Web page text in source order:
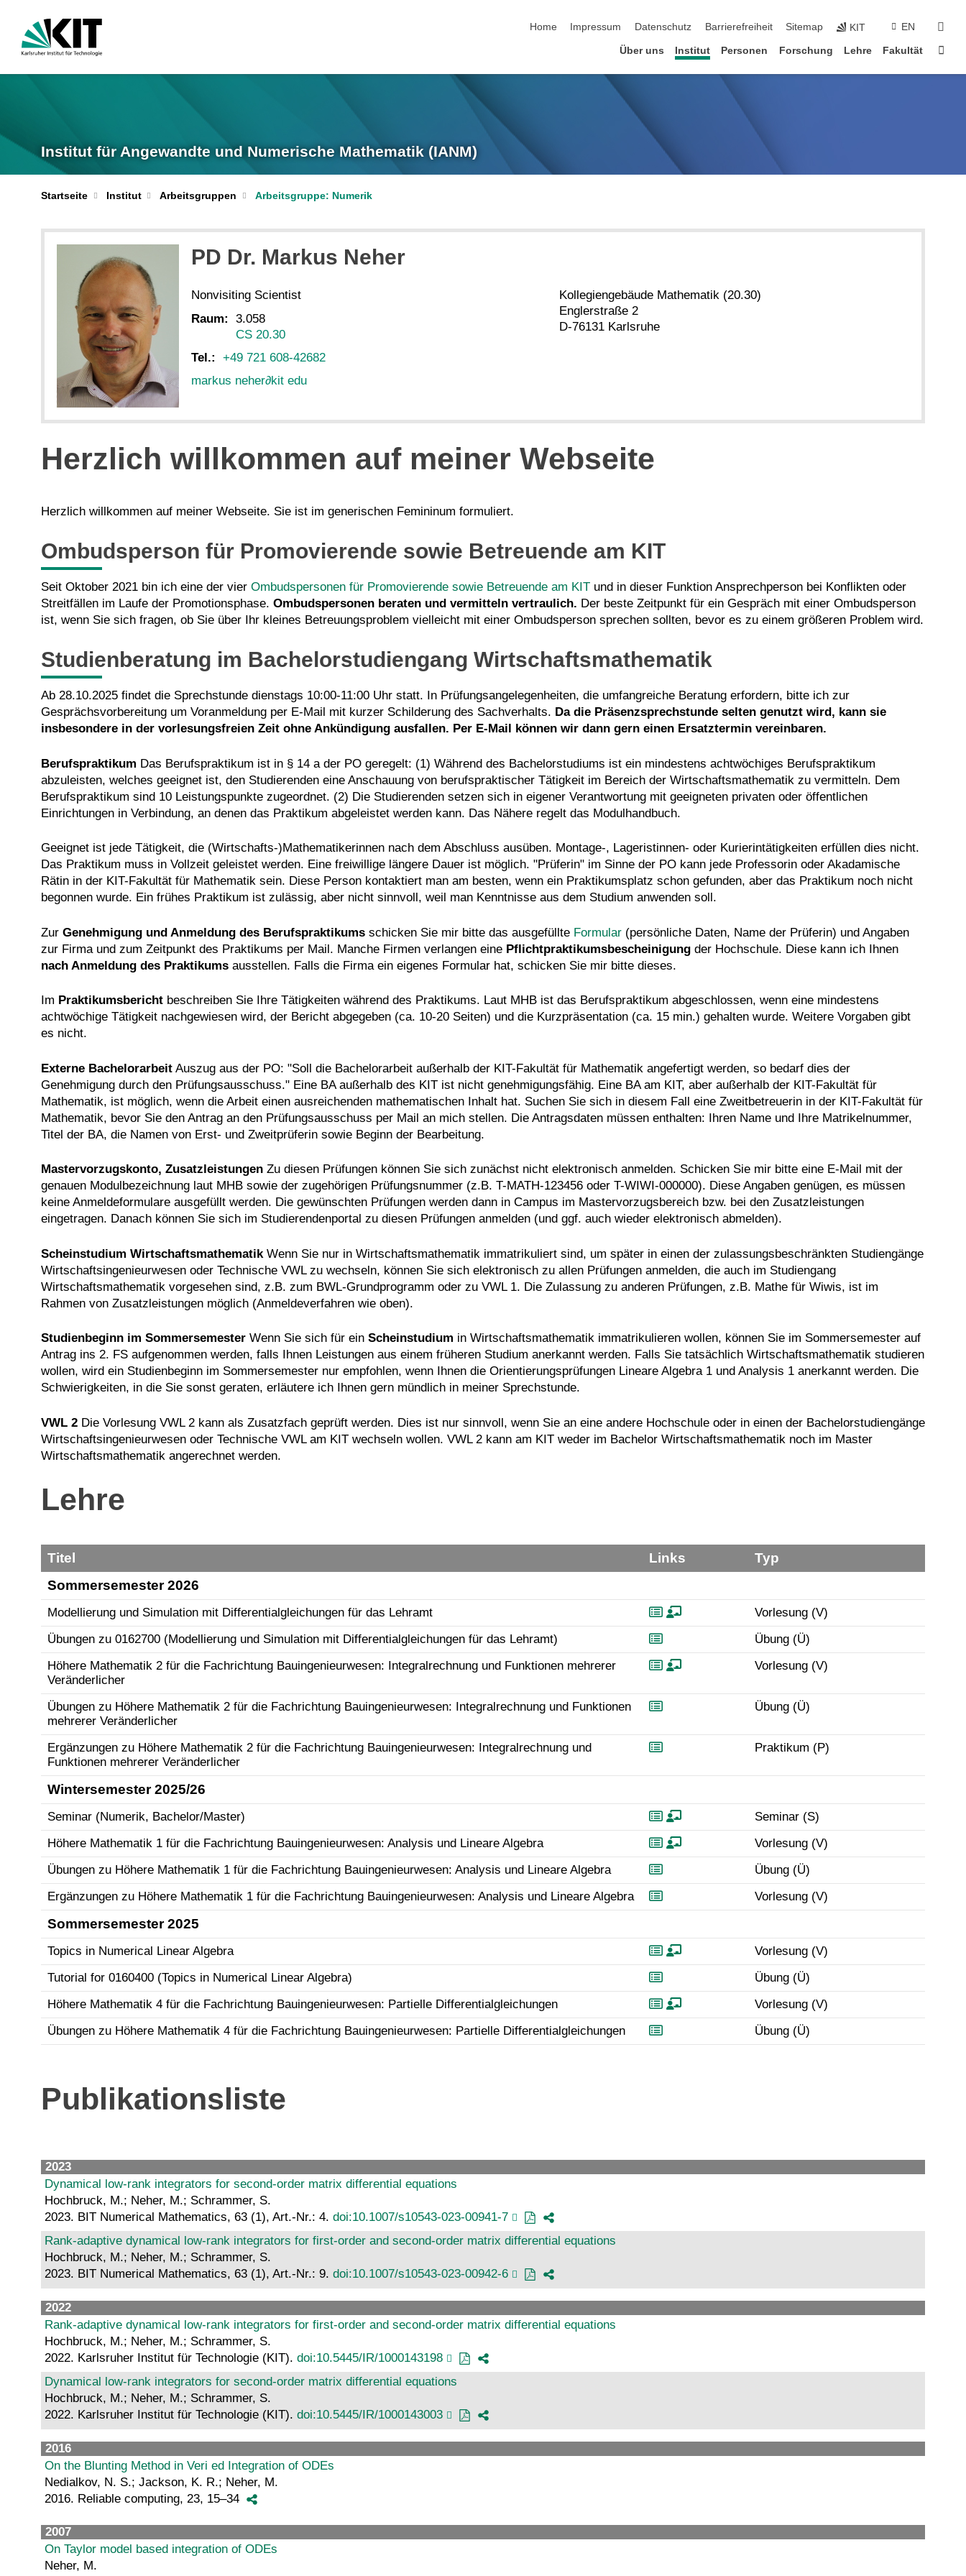
Home
Impressum Datenschutz Barrierefreiheit Sitemap KIT EN
Über uns Institut Personen Forschung Lehre Fakultät
Institut für Angewandte und Numerische Mathematik (IANM)
Startseite Institut Arbeitsgruppen Arbeitsgruppe: Numerik
PD Dr. Markus Neher
Nonvisiting Scientist
Raum:
3.058
CS 20.30
Tel.:
+49 721 608-42682
markus neher∂kit edu
Kollegiengebäude Mathematik (20.30)
Englerstraße 2
D-76131 Karlsruhe
Herzlich willkommen auf meiner Webseite
Herzlich willkommen auf meiner Webseite. Sie ist im generischen Femininum formuliert.
Ombudsperson für Promovierende sowie Betreuende am KIT
Seit Oktober 2021 bin ich eine der vier Ombudspersonen für Promovierende sowie Betreuende am KIT und in dieser Funktion Ansprechperson bei Konflikten oder
Streitfällen im Laufe der Promotionsphase. Ombudspersonen beraten und vermitteln vertraulich. Der beste Zeitpunkt für ein Gespräch mit einer Ombudsperson
ist, wenn Sie sich fragen, ob Sie über Ihr kleines Betreuungsproblem vielleicht mit einer Ombudsperson sprechen sollten, bevor es zu einem größeren Problem wird.
Studienberatung im Bachelorstudiengang Wirtschaftsmathematik
Ab 28.10.2025 findet die Sprechstunde dienstags 10:00-11:00 Uhr statt. In Prüfungsangelegenheiten, die umfangreiche Beratung erfordern, bitte ich zur
Gesprächsvorbereitung um Voranmeldung per E-Mail mit kurzer Schilderung des Sachverhalts. Da die Präsenzsprechstunde selten genutzt wird, kann sie
insbesondere in der vorlesungsfreien Zeit ohne Ankündigung ausfallen. Per E-Mail können wir dann gern einen Ersatztermin vereinbaren.
Berufspraktikum Das Berufspraktikum ist in § 14 a der PO geregelt: (1) Während des Bachelorstudiums ist ein mindestens achtwöchiges Berufspraktikum
abzuleisten, welches geeignet ist, den Studierenden eine Anschauung von berufspraktischer Tätigkeit im Bereich der Wirtschaftsmathematik zu vermitteln. Dem
Berufspraktikum sind 10 Leistungspunkte zugeordnet. (2) Die Studierenden setzen sich in eigener Verantwortung mit geeigneten privaten oder öffentlichen
Einrichtungen in Verbindung, an denen das Praktikum abgeleistet werden kann. Das Nähere regelt das Modulhandbuch.
Geeignet ist jede Tätigkeit, die (Wirtschafts-)Mathematikerinnen nach dem Abschluss ausüben. Montage-, Lageristinnen- oder Kurierintätigkeiten erfüllen dies nicht.
Das Praktikum muss in Vollzeit geleistet werden. Eine freiwillige längere Dauer ist möglich. "Prüferin" im Sinne der PO kann jede Professorin oder Akadamische
Rätin in der KIT-Fakultät für Mathematik sein. Diese Person kontaktiert man am besten, wenn ein Praktikumsplatz schon gefunden, aber das Praktikum noch nicht
begonnen wurde. Ein frühes Praktikum ist zulässig, aber nicht sinnvoll, weil man Kenntnisse aus dem Studium anwenden soll.
Zur Genehmigung und Anmeldung des Berufspraktikums schicken Sie mir bitte das ausgefüllte Formular (persönliche Daten, Name der Prüferin) und Angaben
zur Firma und zum Zeitpunkt des Praktikums per Mail. Manche Firmen verlangen eine Pflichtpraktikumsbescheinigung der Hochschule. Diese kann ich Ihnen
nach Anmeldung des Praktikums ausstellen. Falls die Firma ein eigenes Formular hat, schicken Sie mir bitte dieses.
Im Praktikumsbericht beschreiben Sie Ihre Tätigkeiten während des Praktikums. Laut MHB ist das Berufspraktikum abgeschlossen, wenn eine mindestens
achtwöchige Tätigkeit nachgewiesen wird, der Bericht abgegeben (ca. 10-20 Seiten) und die Kurzpräsentation (ca. 15 min.) gehalten wurde. Weitere Vorgaben gibt
es nicht.
Externe Bachelorarbeit Auszug aus der PO: "Soll die Bachelorarbeit außerhalb der KIT-Fakultät für Mathematik angefertigt werden, so bedarf dies der
Genehmigung durch den Prüfungsausschuss." Eine BA außerhalb des KIT ist nicht genehmigungsfähig. Eine BA am KIT, aber außerhalb der KIT-Fakultät für
Mathematik, ist möglich, wenn die Arbeit einen ausreichenden mathematischen Inhalt hat. Suchen Sie sich in diesem Fall eine Zweitbetreuerin in der KIT-Fakultät für
Mathematik, bevor Sie den Antrag an den Prüfungsausschuss per Mail an mich stellen. Die Antragsdaten müssen enthalten: Ihren Name und Ihre Matrikelnummer,
Titel der BA, die Namen von Erst- und Zweitprüferin sowie Beginn der Bearbeitung.
Mastervorzugskonto, Zusatzleistungen Zu diesen Prüfungen können Sie sich zunächst nicht elektronisch anmelden. Schicken Sie mir bitte eine E-Mail mit der
genauen Modulbezeichnung laut MHB sowie der zugehörigen Prüfungsnummer (z.B. T-MATH-123456 oder T-WIWI-000000). Diese Angaben genügen, es müssen
keine Anmeldeformulare ausgefüllt werden. Die gewünschten Prüfungen werden dann in Campus im Mastervorzugsbereich bzw. bei den Zusatzleistungen
eingetragen. Danach können Sie sich im Studierendenportal zu diesen Prüfungen anmelden (und ggf. auch wieder elektronisch abmelden).
Scheinstudium WirtschaftsmathematikWenn Sie nur in Wirtschaftsmathematik immatrikuliert sind, um später in einen der zulassungsbeschränkten Studiengänge
Wirtschaftsingenieurwesen oder Technische VWL zu wechseln, können Sie sich elektronisch zu allen Prüfungen anmelden, die auch im Studiengang
Wirtschaftsmathematik vorgesehen sind, z.B. zum BWL-Grundprogramm oder zu VWL 1. Die Zulassung zu anderen Prüfungen, z.B. Mathe für Wiwis, ist im
Rahmen von Zusatzleistungen möglich (Anmeldeverfahren wie oben).
Studienbeginn im Sommersemester Wenn Sie sich für ein Scheinstudium in Wirtschaftsmathematik immatrikulieren wollen, können Sie im Sommersemester auf
Antrag ins 2. FS aufgenommen werden, falls Ihnen Leistungen aus einem früheren Studium anerkannt werden. Falls Sie tatsächlich Wirtschaftsmathematik studieren
wollen, wird ein Studienbeginn im Sommersemester nur empfohlen, wenn Ihnen die Orientierungsprüfungen Lineare Algebra 1 und Analysis 1 anerkannt werden. Die
Schwierigkeiten, in die Sie sonst geraten, erläutere ich Ihnen gern mündlich in meiner Sprechstunde.
VWL 2 Die Vorlesung VWL 2 kann als Zusatzfach geprüft werden. Dies ist nur sinnvoll, wenn Sie an eine andere Hochschule oder in einen der Bachelorstudiengänge
Wirtschaftsingenieurwesen oder Technische VWL am KIT wechseln wollen. VWL 2 kann am KIT weder im Bachelor Wirtschaftsmathematik noch im Master
Wirtschaftsmathematik angerechnet werden.
Lehre
Titel Links
Typ
Sommersemester 2026
Modellierung und Simulation mit Differentialgleichungen für das Lehramt
Vorlesung (V)
Übungen zu 0162700 (Modellierung und Simulation mit Differentialgleichungen für das Lehramt)
Übung (Ü)
Höhere Mathematik 2 für die Fachrichtung Bauingenieurwesen: Integralrechnung und Funktionen mehrerer
Veränderlicher
Vorlesung (V)
Übungen zu Höhere Mathematik 2 für die Fachrichtung Bauingenieurwesen: Integralrechnung und Funktionen
mehrerer Veränderlicher
Übung (Ü)
Ergänzungen zu Höhere Mathematik 2 für die Fachrichtung Bauingenieurwesen: Integralrechnung und
Funktionen mehrerer Veränderlicher
Praktikum (P)
Wintersemester 2025/26
Seminar (Numerik, Bachelor/Master)
Seminar (S)
Höhere Mathematik 1 für die Fachrichtung Bauingenieurwesen: Analysis und Lineare Algebra
Vorlesung (V)
Übungen zu Höhere Mathematik 1 für die Fachrichtung Bauingenieurwesen: Analysis und Lineare Algebra
Übung (Ü)
Ergänzungen zu Höhere Mathematik 1 für die Fachrichtung Bauingenieurwesen: Analysis und Lineare Algebra
Vorlesung (V)
Sommersemester 2025
Topics in Numerical Linear Algebra
Vorlesung (V)
Tutorial for 0160400 (Topics in Numerical Linear Algebra)
Übung (Ü)
Höhere Mathematik 4 für die Fachrichtung Bauingenieurwesen: Partielle Differentialgleichungen
Vorlesung (V)
Übungen zu Höhere Mathematik 4 für die Fachrichtung Bauingenieurwesen: Partielle Differentialgleichungen
Übung (Ü)
Publikationsliste
2023
Dynamical low-rank integrators for second-order matrix differential equations
Hochbruck, M.; Neher, M.; Schrammer, S.
2023. BIT Numerical Mathematics, 63 (1), Art.-Nr.: 4. doi:10.1007/s10543-023-00941-7
Rank-adaptive dynamical low-rank integrators for first-order and second-order matrix differential equations
Hochbruck, M.; Neher, M.; Schrammer, S.
2023. BIT Numerical Mathematics, 63 (1), Art.-Nr.: 9. doi:10.1007/s10543-023-00942-6
2022
Rank-adaptive dynamical low-rank integrators for first-order and second-order matrix differential equations
Hochbruck, M.; Neher, M.; Schrammer, S.
2022. Karlsruher Institut für Technologie (KIT). doi:10.5445/IR/1000143198
Dynamical low-rank integrators for second-order matrix differential equations
Hochbruck, M.; Neher, M.; Schrammer, S.
2022. Karlsruher Institut für Technologie (KIT). doi:10.5445/IR/1000143003
2016
On the Blunting Method in Veri ed Integration of ODEs
Nedialkov, N. S.; Jackson, K. R.; Neher, M.
2016. Reliable computing, 23, 15–34
2007
On Taylor model based integration of ODEs
Neher, M.